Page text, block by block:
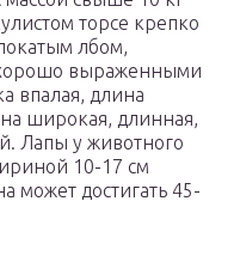
торсе крепко
лбом,
выраженными
впалая, длина
широкая, длинная,
Лапы у животного
10-17 см
может достигать 45-